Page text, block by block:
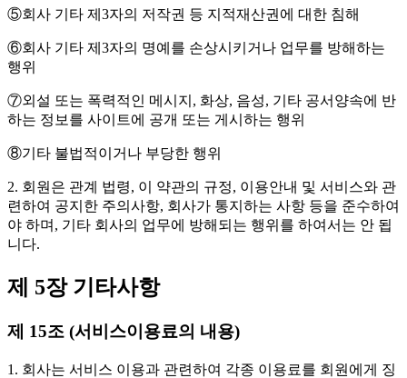
⑤회사 기타 제3자의 저작권 등 지적재산권에 대한 침해
⑥회사 기타 제3자의 명예를 손상시키거나 업무를 방해하는
행위
⑦외설 또는 폭력적인 메시지, 화상, 음성, 기타 공서양속에 반
하는 정보를 사이트에 공개 또는 게시하는 행위
⑧기타 불법적이거나 부당한 행위
2. 회원은 관계 법령, 이 약관의 규정, 이용안내 및 서비스와 관
련하여 공지한 주의사항, 회사가 통지하는 사항 등을 준수하여
야 하며, 기타 회사의 업무에 방해되는 행위를 하여서는 안 됩
니다.
제 5장 기타사항
제 15조 (서비스이용료의 내용)
1. 회사는 서비스 이용과 관련하여 각종 이용료를 회원에게 징